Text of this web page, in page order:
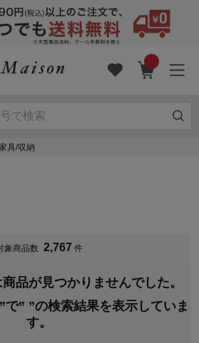
具/収納
象商品数 2,767 件
品が見つかりませんでした。
で” ”の検索結果を表示していま
す。